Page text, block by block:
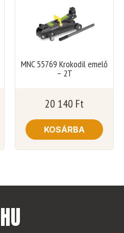
MNC 55769 Krokodil emelő
– 2T
20 140 Ft
KOSÁRBA
HU